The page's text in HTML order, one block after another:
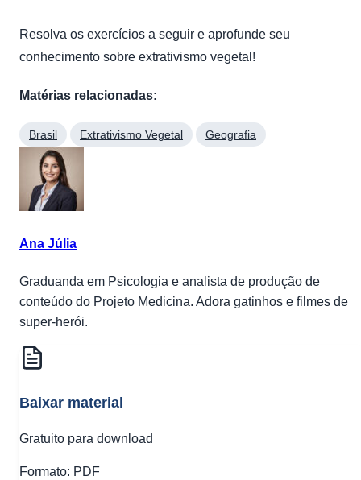
Resolva os exercícios a seguir e aprofunde seu
conhecimento sobre extrativismo vegetal!
Matérias relacionadas:
Brasil Extrativismo Vegetal Geografia
Ana Júlia
Graduanda em Psicologia e analista de produção de
conteúdo do Projeto Medicina. Adora gatinhos e filmes de
super-herói.
Baixar material
Gratuito para download
Formato: PDF